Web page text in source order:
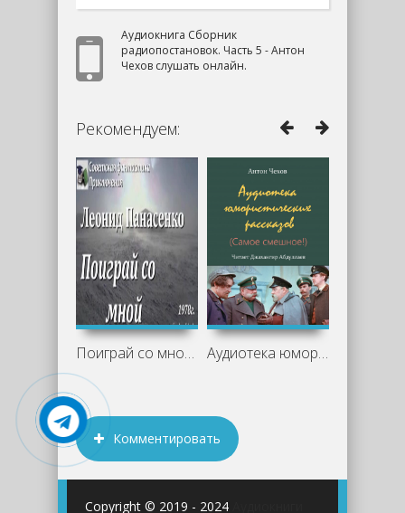
Аудиокнига Сборник
радиопостановок. Часть 5 - Антон
Чехов слушать онлайн.
Рекомендуем:
Поиграй со мной - Леонид Панасенко Аудиотека юмористических рассказов
Комментировать
Copyright © 2019 - 2024